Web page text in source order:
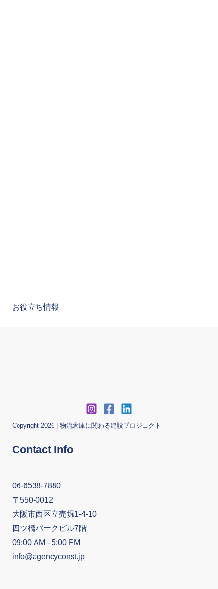
お役立ち情報
Copyright 2026 | 物流倉庫に関わる建設プロジェクト
Contact Info
06-6538-7880
〒550-0012
大阪市西区立売堀1-4-10
四ツ橋パークビル7階
09:00 AM - 5:00 PM
info@agencyconst.jp